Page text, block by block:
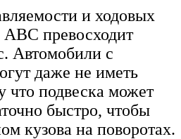
и ходовых
ABC превосходит
Автомобили с
даже не иметь
что подвеска может
быстро, чтобы
кузова на поворотах.